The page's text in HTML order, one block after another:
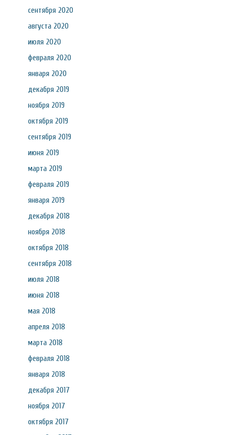
сентября 2020
августа 2020
июля 2020
февраля 2020
января 2020
декабря 2019
ноября 2019
октября 2019
сентября 2019
июня 2019
марта 2019
февраля 2019
января 2019
декабря 2018
ноября 2018
октября 2018
сентября 2018
июля 2018
июня 2018
мая 2018
апреля 2018
марта 2018
февраля 2018
января 2018
декабря 2017
ноября 2017
октября 2017